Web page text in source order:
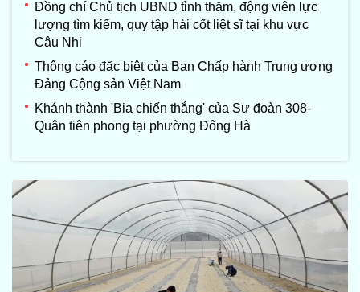
Đồng chí Chủ tịch UBND tỉnh thăm, động viên lực
lượng tìm kiếm, quy tập hài cốt liệt sĩ tại khu vực
Câu Nhi
Thông cáo đặc biệt của Ban Chấp hành Trung ương
Đảng Cộng sản Việt Nam
Khánh thành 'Bia chiến thắng' của Sư đoàn 308-
Quân tiên phong tại phường Đông Hà